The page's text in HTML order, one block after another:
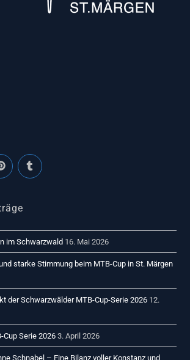
im Schwarzwald 16. Mai 2026
starke Stimmung beim MTB-Cup in St. Märgen
der Schwarzwälder MTB-Cup-Serie 2026 12.
Serie 2026 3. April 2026
Schnabel – Eine Bilanz voller Konstanz und